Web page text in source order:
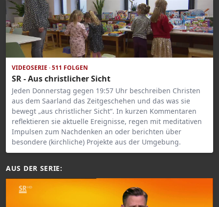
VIDEOSERIE · 511 FOLGEN
SR - Aus christlicher Sicht
Jeden Donnerstag gegen 19:57 Uhr beschreiben Christen
aus dem Saarland das Zeitgeschehen und das was sie
bewegt „aus christlicher Sicht“. In kurzen Kommentaren
reflektieren sie aktuelle Ereignisse, regen mit meditativen
Impulsen zum Nachdenken an oder berichten über
besondere (kirchliche) Projekte aus der Umgebung.
AUS DER SERIE: